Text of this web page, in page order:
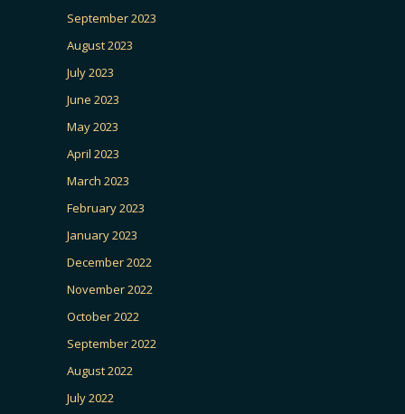
September 2023
August 2023
July 2023
June 2023
May 2023
April 2023
March 2023
February 2023
January 2023
December 2022
November 2022
October 2022
September 2022
August 2022
July 2022